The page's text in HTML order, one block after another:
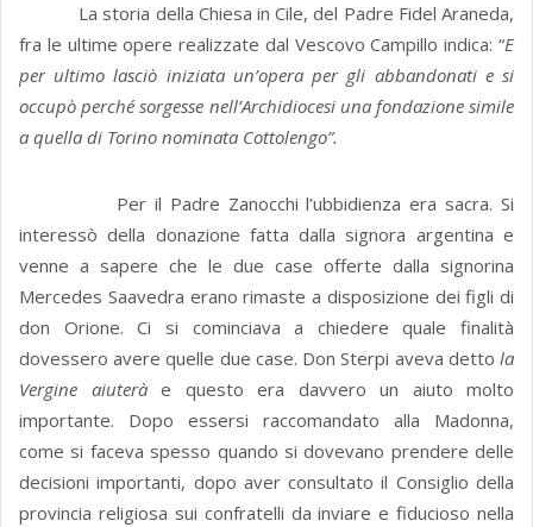
La storia della Chiesa in Cile, del Padre Fidel Araneda,
fra le ultime opere realizzate dal Vescovo Campillo indica: “E
per ultimo lasciò iniziata un’opera per gli abbandonati e si
occupò perché sorgesse nell’Archidiocesi una fondazione simile
a quella di Torino nominata Cottolengo”.
Per il Padre Zanocchi l’ubbidienza era sacra. Si
interessò della donazione fatta dalla signora argentina e
venne a sapere che le due case offerte dalla signorina
Mercedes Saavedra erano rimaste a disposizione dei figli di
don Orione. Ci si cominciava a chiedere quale finalità
dovessero avere quelle due case. Don Sterpi aveva detto la
Vergine aiuterà e questo era davvero un aiuto molto
importante. Dopo essersi raccomandato alla Madonna,
come si faceva spesso quando si dovevano prendere delle
decisioni importanti, dopo aver consultato il Consiglio della
provincia religiosa sui confratelli da inviare e fiducioso nella